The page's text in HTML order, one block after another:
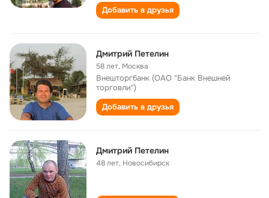
Добавить в друзья
Дмитрий Петелин
58 лет, Москва
Внешторгбанк (ОАО "Банк Внешней
торговли")
Добавить в друзья
Дмитрий Петелин
48 лет, Новосибирск